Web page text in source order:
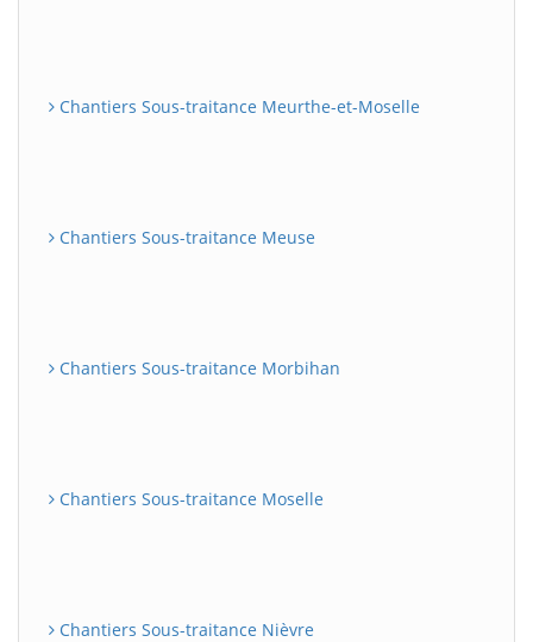
Chantiers Sous-traitance Meurthe-et-Moselle
Chantiers Sous-traitance Meuse
Chantiers Sous-traitance Morbihan
Chantiers Sous-traitance Moselle
Chantiers Sous-traitance Nièvre